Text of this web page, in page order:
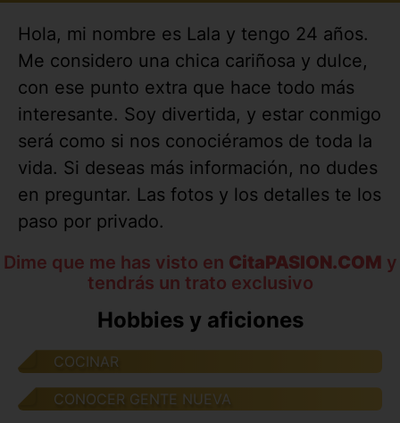
Hola, mi nombre es Lala y tengo 24 años.
Me considero una chica cariñosa y dulce,
con ese punto extra que hace todo más
interesante. Soy divertida, y estar conmigo
será como si nos conociéramos de toda la
vida. Si deseas más información, no dudes
en preguntar. Las fotos y los detalles te los
paso por privado.
Dime que me has visto en CitaPASION.COM y
tendrás un trato exclusivo
Hobbies y aficiones
COCINAR
CONOCER GENTE NUEVA